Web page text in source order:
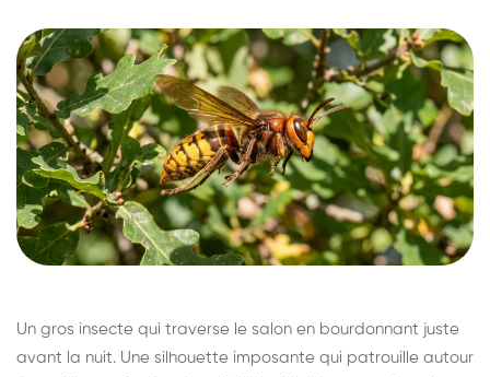
Un gros insecte qui traverse le salon en bourdonnant juste
avant la nuit. Une silhouette imposante qui patrouille autour